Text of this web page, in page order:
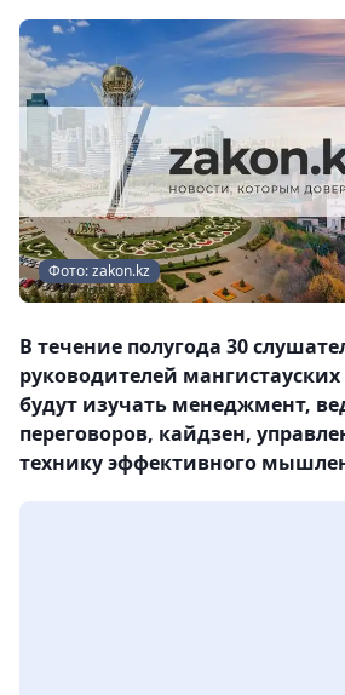
Фото: zakon.kz
В течение полугода 30
руководителей
будут изучать менеджмент,
переговоров, кайдзен,
технику эффективного